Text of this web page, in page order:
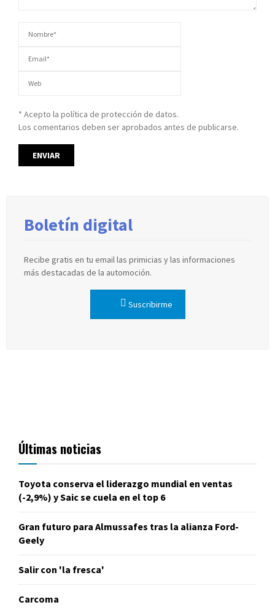
* Acepto la política de protección de datos.
Los comentarios deben ser aprobados antes de publicarse.
Boletín digital
Recibe gratis en tu email las primicias y las informaciones
más destacadas de la automoción.
Suscribirme
Últimas noticias
Toyota conserva el liderazgo mundial en ventas
(-2,9%) y Saic se cuela en el top 6
Gran futuro para Almussafes tras la alianza Ford-
Geely
Salir con 'la fresca'
Carcoma